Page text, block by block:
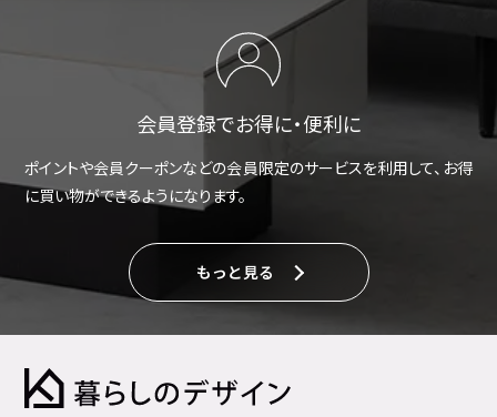
会員登録でお得に・便利に
ポイントや会員クーポンなどの会員限定のサービスを利用して、お得
に買い物ができるようになります。
もっと見る